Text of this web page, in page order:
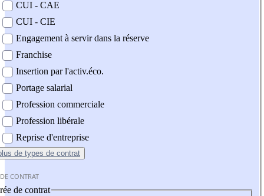
CUI - CAE
CUI - CIE
Engagement à servir dans la réserve
Franchise
Insertion par l'activ.éco.
Portage salarial
Profession commerciale
Profession libérale
Reprise d'entreprise
de types de contrat
CONTRAT
de contrat